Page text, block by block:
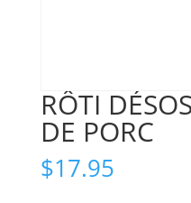
RÔTI
DE PORC
$17.95